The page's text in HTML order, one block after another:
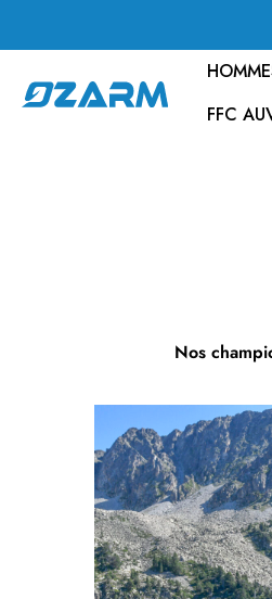
FFC
Nos